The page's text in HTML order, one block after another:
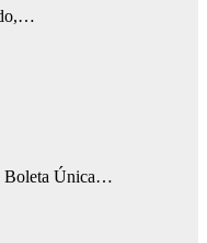
Boleta Única…